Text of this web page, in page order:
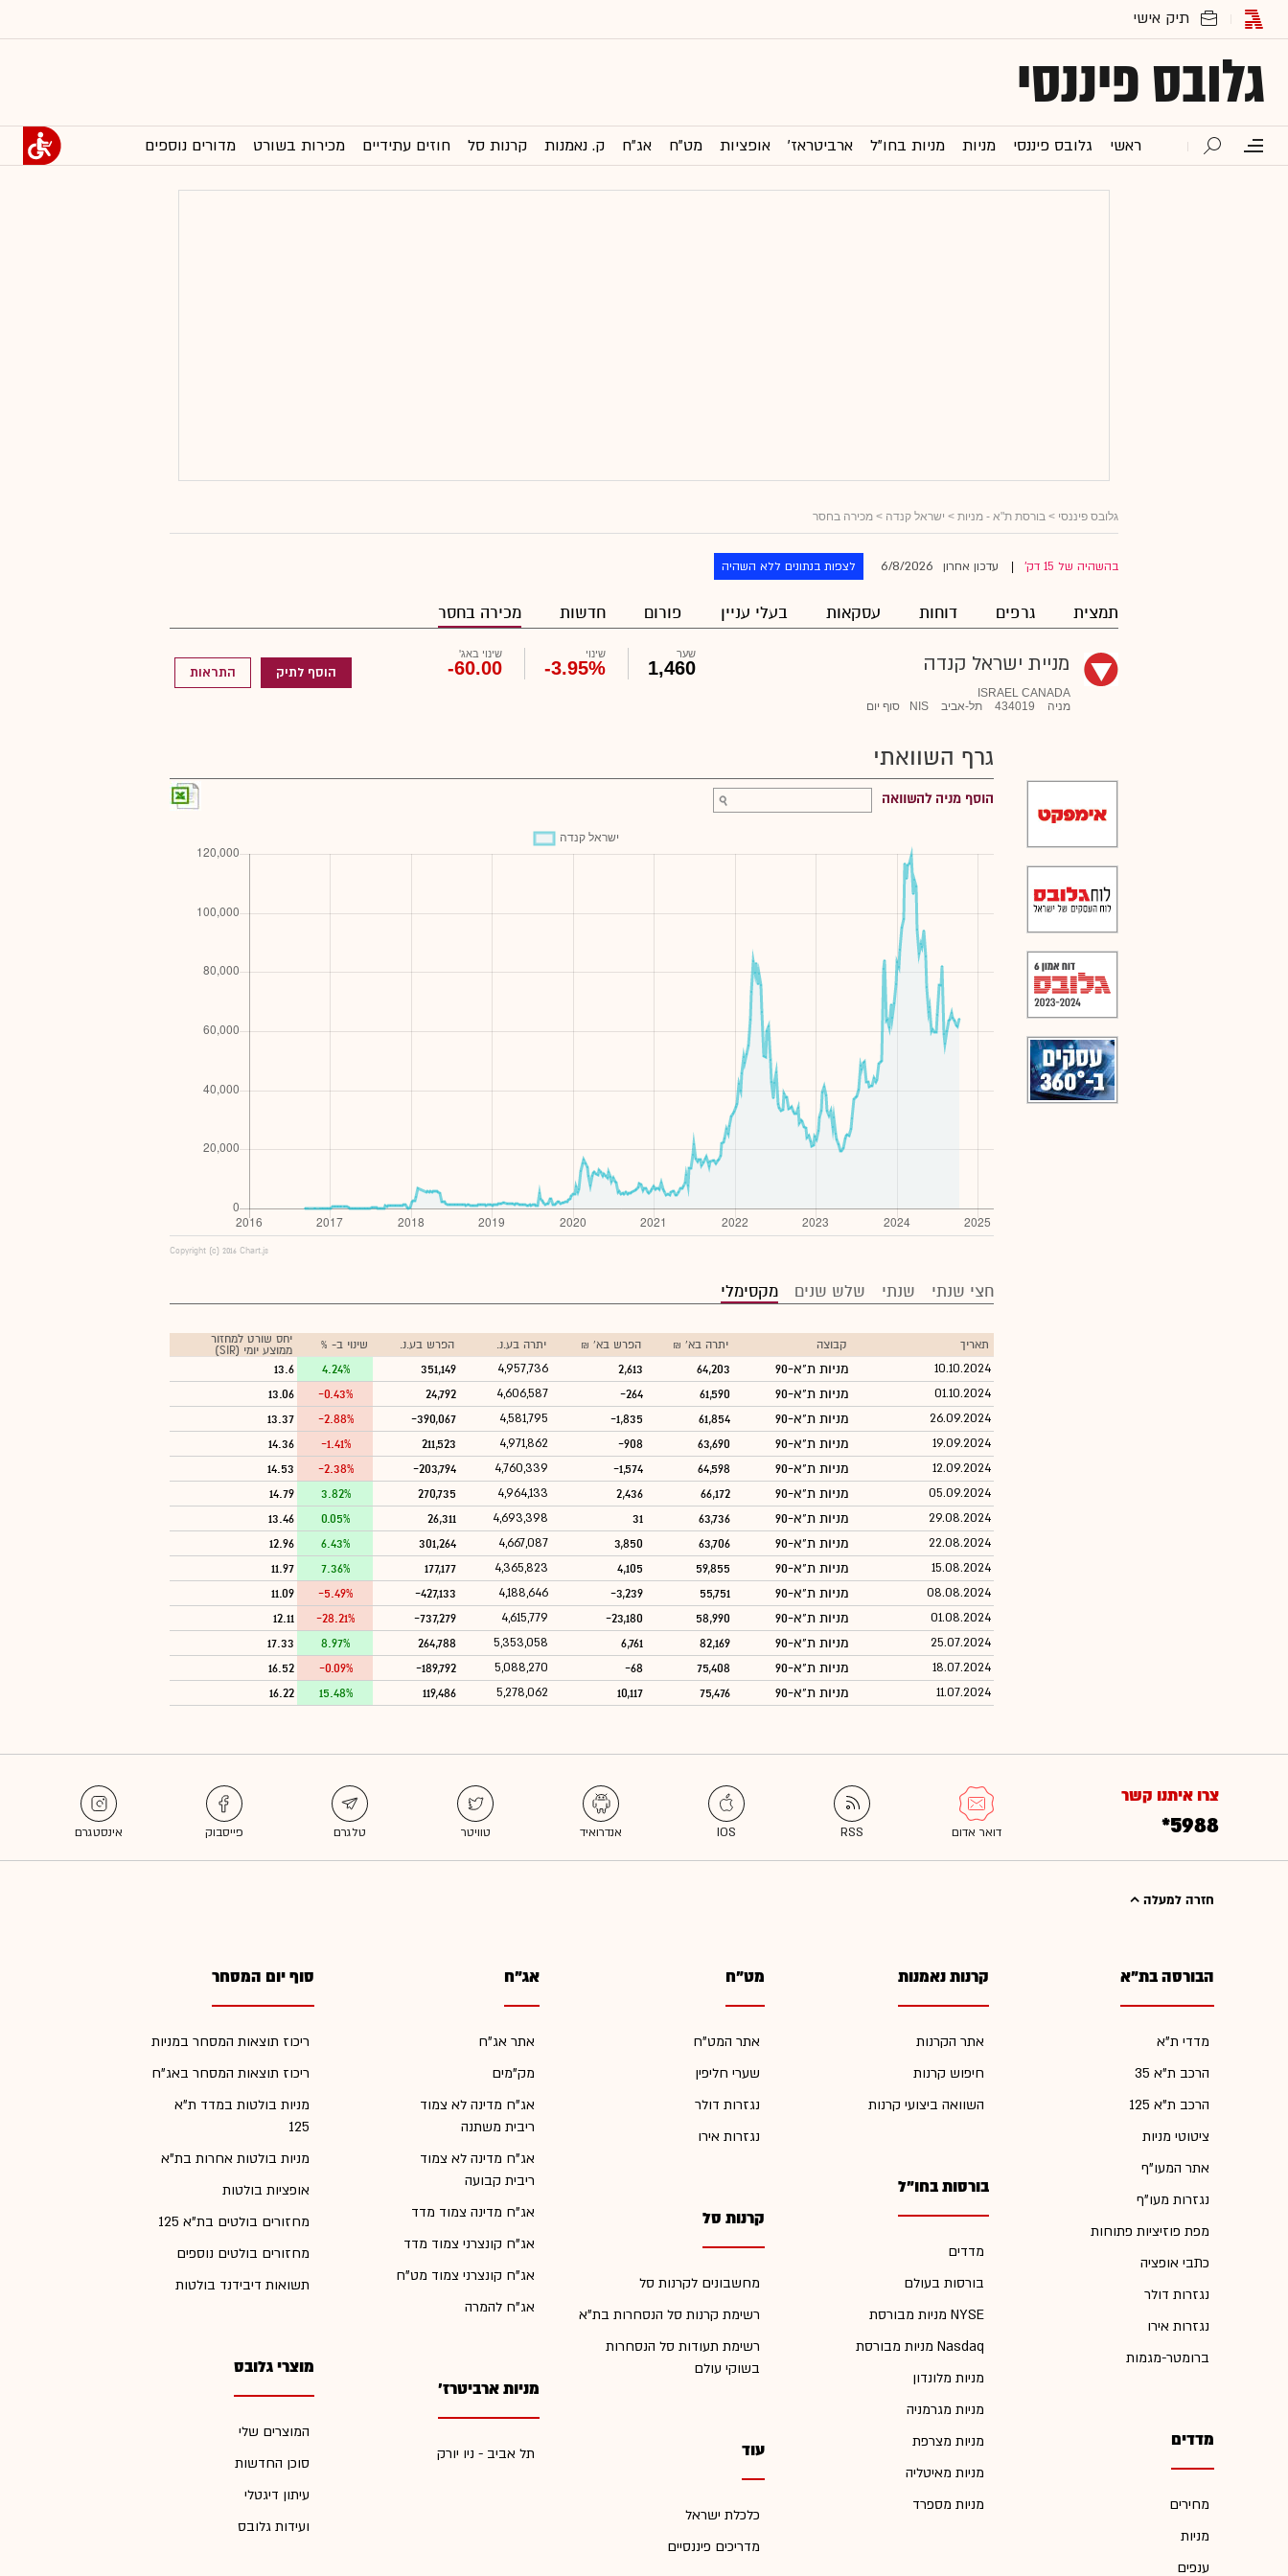
גלובס פיננסי
ראשי גלובס פיננסי מניות מניות בחו"ל ארביטראז' אופציות מט"ח אג"ח ק. נאמנות קרנות סל חוזים עתידיים מכירות בשורט מדורים נוספים
גלובס פיננסי > בורסת ת"א - מניות > ישראל קנדה > מכירה בחסר
בהשהיה של 15 דק' עדכון אחרון 6/8/2026 לצפות בנתונים ללא השהיה
תמצית גרפים דוחות עסקאות בעלי עניין פורום חדשות מכירה בחסר
מניית ישראל קנדה
ISRAEL CANADA
מניה
434019 תל-אביב NIS סוף יום
שער
1,460
שינוי
-3.95%
שינוי באג'
-60.00 הוסף לתיק התראות
גרף השוואתי
הוסף מניה להשוואה
Copyright (c) 2016 Chart.js
חצי שנתי שנתי שלש שנים מקסימלי
תאריך קבוצה יתרה בא' ₪ הפרש בא' ₪ יתרה בע.נ. הפרש בע.נ. שינוי ב- %
יחס שורט למחזור
ממוצע יומי (SIR)
10.10.2024 מניות ת"א-90 64,203
2,613
4,957,736
351,149
4.24%
13.6
01.10.2024 מניות ת"א-90 61,590
-264
4,606,587
24,792
-0.43%
13.06
26.09.2024 מניות ת"א-90 61,854
-1,835
4,581,795
-390,067
-2.88%
13.37
19.09.2024 מניות ת"א-90 63,690
-908
4,971,862
211,523
-1.41%
14.36
12.09.2024 מניות ת"א-90 64,598
-1,574
4,760,339
-203,794
-2.38%
14.53
05.09.2024 מניות ת"א-90 66,172
2,436
4,964,133
270,735
3.82%
14.79
29.08.2024 מניות ת"א-90 63,736
31
4,693,398
26,311
0.05%
13.46
22.08.2024 מניות ת"א-90 63,706
3,850
4,667,087
301,264
6.43%
12.96
15.08.2024 מניות ת"א-90 59,855
4,105
4,365,823
177,177
7.36%
11.97
08.08.2024 מניות ת"א-90 55,751
-3,239
4,188,646
-427,133
-5.49%
11.09
01.08.2024 מניות ת"א-90 58,990
-23,180
4,615,779
-737,279
-28.21%
12.11
25.07.2024 מניות ת"א-90 82,169
6,761
5,353,058
264,788
8.97%
17.33
18.07.2024 מניות ת"א-90 75,408
-68
5,088,270
-189,792
-0.09%
16.52
11.07.2024 מניות ת"א-90 75,476
10,117
5,278,062
119,486
15.48%
16.22
צרו איתנו קשר
*5988
חזרה למעלה
הבורסה בת"א
מדדי ת"א
הרכב ת"א 35
הרכב ת"א 125
ציטוטי מניות
אתר המעו"ף
נגזרות מעו"ף
מפת פוזיציות פתוחות
כתבי אופציה
נגזרות דולר
נגזרות אירו
ברומטר-מגמות
מדדים
מחירים
מניות
ענפים
קרנות נאמנות
אתר הקרנות
חיפוש קרנות
השוואה ביצועי קרנות
בורסות בחו"ל
מדדים
בורסות בעולם
מניות מבורסת NYSE
מניות מבורסת Nasdaq
מניות מלונדון
מניות מגרמניה
מניות מצרפת
מניות מאיטליה
מניות מספרד
מט"ח
אתר המט"ח
שערי חליפין
נגזרות דולר
נגזרות אירו
קרנות סל
מחשבונים לקרנות סל
רשימת קרנות סל הנסחרות בת"א
רשימת תעודות סל הנסחרות
בשוקי עולם
עוד
כלכלת ישראל
מדריכים פיננסיים
אג"ח
אתר אג"ח
מק"מים
אג"ח מדינה לא צמוד
ריבית משתנה
אג"ח מדינה לא צמוד
ריבית קבועה
אג"ח מדינה צמוד מדד
אג"ח קונצרני צמוד מדד
אג"ח קונצרני צמוד מט"ח
אג"ח להמרה
מניות ארביטרז'
תל אביב - ניו יורק
סוף יום המסחר
ריכוז תוצאות המסחר במניות
ריכוז תוצאות המסחר באג"ח
מניות בולטות במדד ת"א
125
מניות בולטות אחרות בת"א
אופציות בולטות
מחזורים בולטים בת"א 125
מחזורים בולטים נוספים
תשואות דיבידנד בולטות
מוצרי גלובס
המוצרים שלי
סוכן החדשות
עיתון דיגטלי
ועידות גלובס